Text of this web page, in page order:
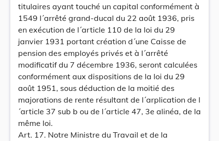
titulaires ayant touché un capital conformément à
1549 l´arrêté grand-ducal du 22 août 1936, pris
en exécution de l´article 110 de la loi du 29
janvier 1931 portant création d´une Caisse de
pension des employés privés et à l´arrêté
modificatif du 7 décembre 1936, seront calculées
conformément aux dispositions de la loi du 29
août 1951, sous déduction de la moitié des
majorations de rente résultant de l´arplication de l
´article 37 sub b ou de l´article 47, 3e alinéa, de la
même loi.
Art. 17. Notre Ministre du Travail et de la